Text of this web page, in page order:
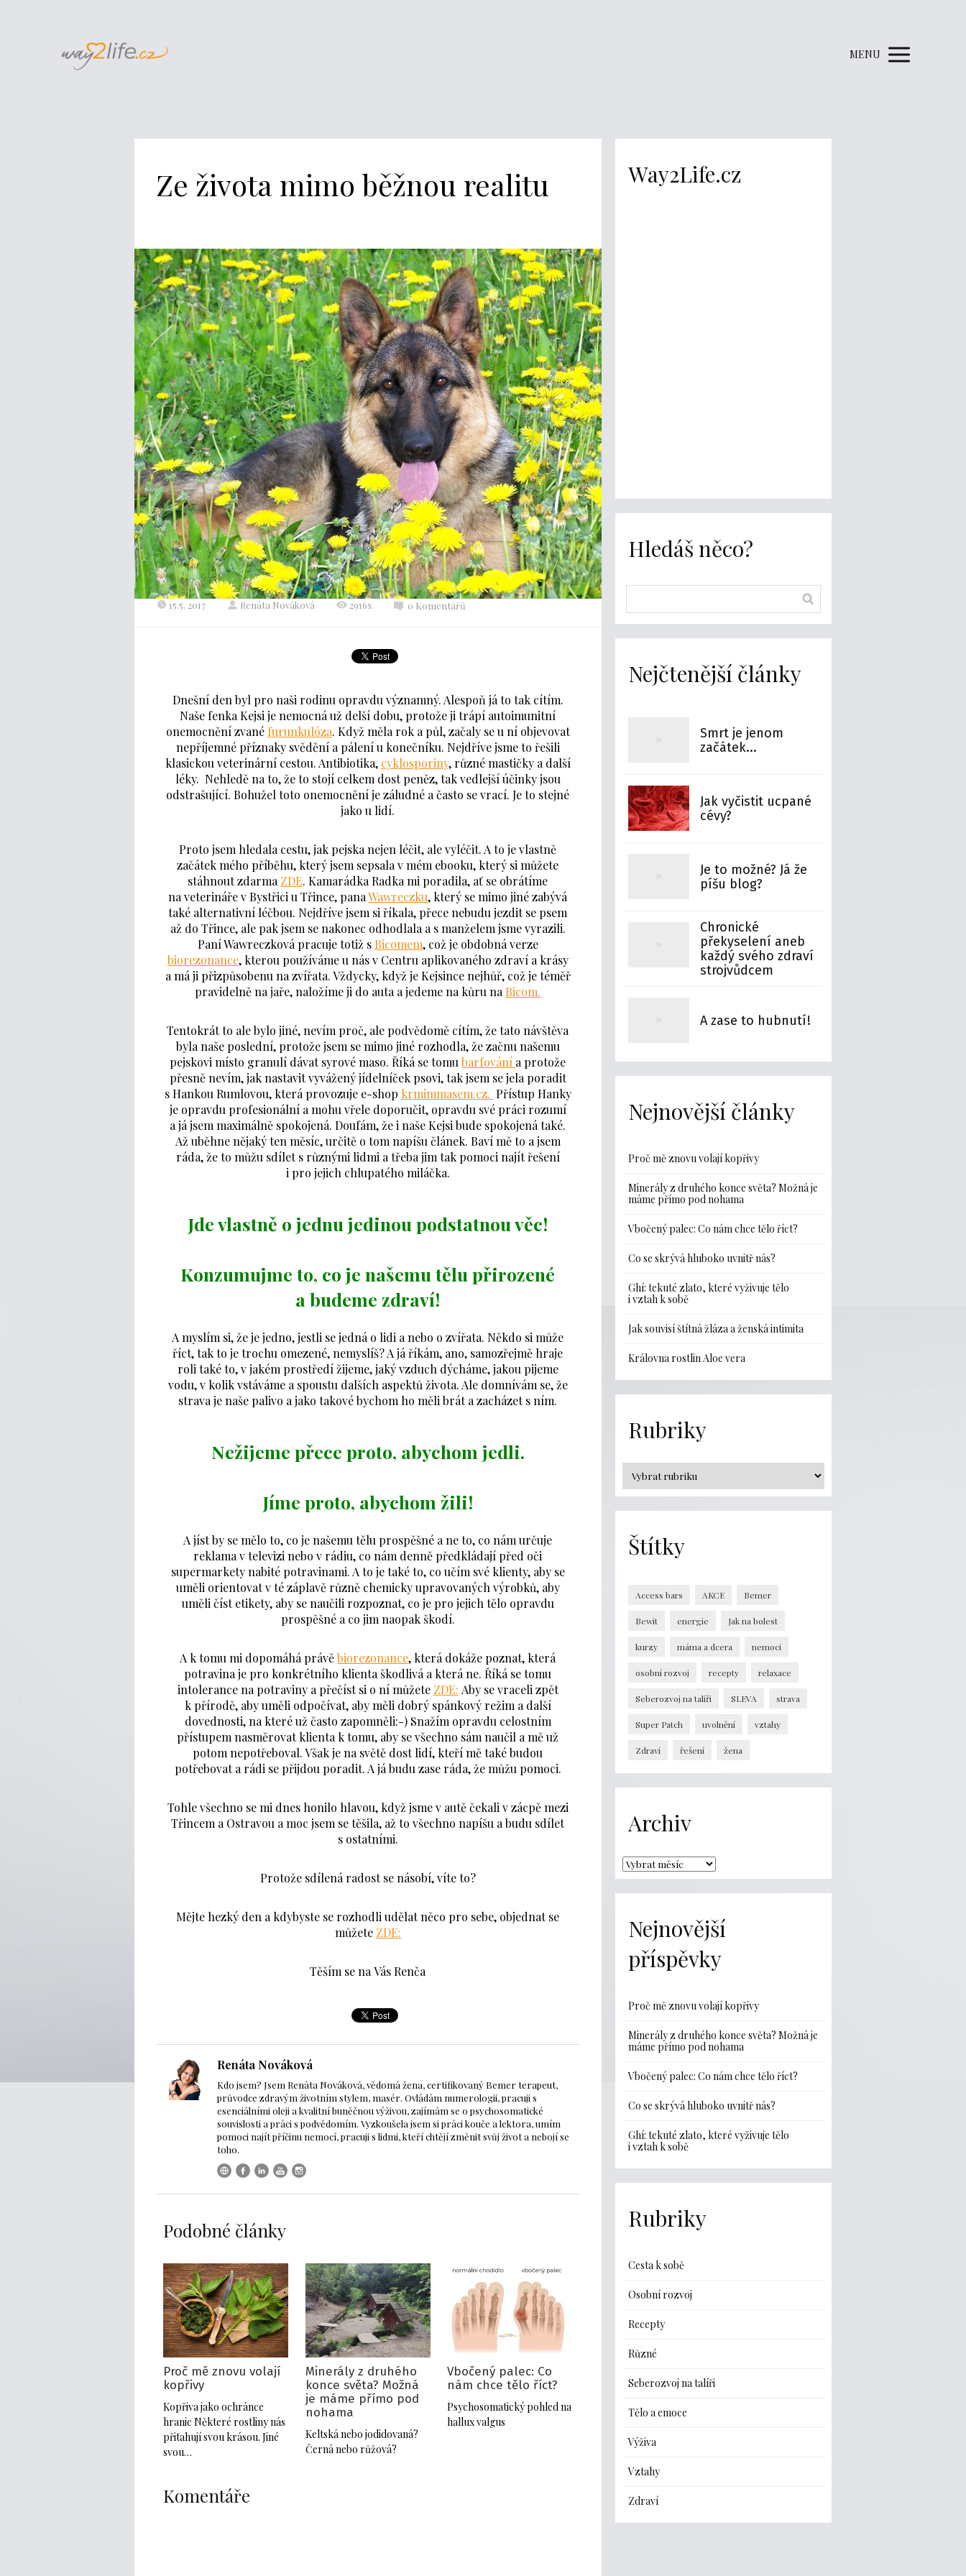
MENU
Ze života mimo běžnou realitu
15.5. 2017 Renáta Nováková 2916x 0 Komentářů
Dnešní den byl pro naši rodinu opravdu významný. Alespoň já to tak cítím.
Naše fenka Kejsi je nemocná už delší dobu, protože ji trápí autoimunitní
onemocnění zvané furunkulóza. Když měla rok a půl, začaly se u ní objevovat
nepříjemné příznaky svědění a pálení u konečníku. Nejdříve jsme to řešili
klasickou veterinární cestou. Antibiotika, cyklosporiny, různé mastičky a další
léky. Nehledě na to, že to stojí celkem dost peněz, tak vedlejší účinky jsou
odstrašující. Bohužel toto onemocnění je záludné a často se vrací. Je to stejné
jako u lidí.
Proto jsem hledala cestu, jak pejska nejen léčit, ale vyléčit. A to je vlastně
začátek mého příběhu, který jsem sepsala v mém ebooku, který si můžete
stáhnout zdarma ZDE. Kamarádka Radka mi poradila, ať se obrátíme
na veterináře v Bystřici u Třince, panaWawreczku, který se mimo jiné zabývá
také alternativní léčbou. Nejdříve jsem si říkala, přece nebudu jezdit se psem
až do Třince, ale pak jsem se nakonec odhodlala a s manželem jsme vyrazili.
Paní Wawreczková pracuje totiž s Bicomem, což je obdobná verze
biorezonance, kterou používáme u nás v Centru aplikovaného zdraví a krásy
a má ji přizpůsobenu na zvířata. Vždycky, když je Kejsince nejhůř, což je téměř
pravidelně na jaře, naložíme ji do auta a jedeme na kůru na Bicom.
Tentokrát to ale bylo jiné, nevím proč, ale podvědomě cítím, že tato návštěva
byla naše poslední, protože jsem se mimo jiné rozhodla, že začnu našemu
pejskovi místo granulí dávat syrové maso. Říká se tomubarfování a protože
přesně nevím, jak nastavit vyvážený jídelníček psovi, tak jsem se jela poradit
s Hankou Rumlovou, která provozuje e-shop krmimmasem.cz. Přístup Hanky
je opravdu profesionální a mohu vřele doporučit, opravdu své práci rozumí
a já jsem maximálně spokojená. Doufám, že i naše Kejsi bude spokojená také.
Až uběhne nějaký ten měsíc, určitě o tom napíšu článek. Baví mě to a jsem
ráda, že to můžu sdílet s různými lidmi a třeba jim tak pomoci najít řešení
i pro jejich chlupatého miláčka.
Jde vlastně o jednu jedinou podstatnou věc!
Konzumujme to, co je našemu tělu přirozené
a budeme zdraví!
A myslím si, že je jedno, jestli se jedná o lidi a nebo o zvířata. Někdo si může
říct, tak to je trochu omezené, nemyslíš? A já říkám, ano, samozřejmě hraje
roli také to, v jakém prostředí žijeme, jaký vzduch dýcháme, jakou pijeme
vodu, v kolik vstáváme a spoustu dalších aspektů života. Ale domnívám se, že
strava je naše palivo a jako takové bychom ho měli brát a zacházet s ním.
Nežijeme přece proto, abychom jedli.
Jíme proto, abychom žili!
A jíst by se mělo to, co je našemu tělu prospěšné a ne to, co nám určuje
reklama v televizi nebo v rádiu, co nám denně předkládají před oči
supermarkety nabité potravinami. A to je také to, co učím své klienty, aby se
uměli orientovat v té záplavě různě chemicky upravovaných výrobků, aby
uměli číst etikety, aby se naučili rozpoznat, co je pro jejich tělo opravdu
prospěšné a co jim naopak škodí.
A k tomu mi dopomáhá právěbiorezonance, která dokáže poznat, která
potravina je pro konkrétního klienta škodlivá a která ne. Říká se tomu
intolerance na potraviny a přečíst si o ní můžete ZDE: Aby se vraceli zpět
k přírodě, aby uměli odpočívat, aby měli dobrý spánkový režim a další
dovednosti, na které už často zapomněli:-) Snažím opravdu celostním
přístupem nasměrovat klienta k tomu, aby se všechno sám naučil a mě už
potom nepotřeboval. Však je na světě dost lidí, kteří mě také budou
potřebovat a rádi se přijdou poradit. A já budu zase ráda, že můžu pomoci.
Tohle všechno se mi dnes honilo hlavou, když jsme v autě čekali v zácpě mezi
Třincem a Ostravou a moc jsem se těšila, až to všechno napíšu a budu sdílet
s ostatními.
Protože sdílená radost se násobí, víte to?
Mějte hezký den a kdybyste se rozhodli udělat něco pro sebe, objednat se
můžete ZDE:
Těším se na Vás Renča
Renáta Nováková
Kdo jsem? Jsem Renáta Nováková, vědomá žena, certifikovaný Bemer terapeut,
průvodce zdravým životním stylem, masér. Ovládám numerologii, pracuji s
esenciálními oleji a kvalitní buněčnou výživou, zajímám se o psychosomatické
souvislosti a práci s podvědomím. Vyzkoušela jsem si práci kouče a lektora, umím
pomoci najít příčinu nemocí, pracuji s lidmi, kteří chtějí změnit svůj život a nebojí se
toho.
Podobné články
Proč mě znovu volají
kopřivy
Kopřiva jako ochránce
hranic Některé rostliny nás
přitahují svou krásou. Jiné
svou…
Minerály z druhého
konce světa? Možná
je máme přímo pod
nohama
Keltská nebo jodidovaná?
Černá nebo růžová?
Vbočený palec: Co
nám chce tělo říct?
Psychosomatický pohled na
hallux valgus
Komentáře
Way2Life.cz
Hledáš něco?
Nejčtenější články
Smrt je jenom
začátek...
Jak vyčistit ucpané
cévy?
Je to možné? Já že
píšu blog?
Chronické
překyselení aneb
každý svého zdraví
strojvůdcem
A zase to hubnutí!
Nejnovější články
Proč mě znovu volají kopřivy
Minerály z druhého konce světa? Možná je
máme přímo pod nohama
Vbočený palec: Co nám chce tělo říct?
Co se skrývá hluboko uvnitř nás?
Ghí: tekuté zlato, které vyživuje tělo
i vztah k sobě
Jak souvisí štítná žláza a ženská intimita
Královna rostlin Aloe vera
Rubriky
Štítky
Access bars AKCE Bemer
Bewit energie Jak na bolest
kurzy máma a dcera nemoci
osobní rozvoj recepty relaxace
Seberozvoj na talíři SLEVA strava
Super Patch uvolnění vztahy
Zdraví řešení žena
Archiv
Nejnovější
příspěvky
Proč mě znovu volají kopřivy
Minerály z druhého konce světa? Možná je
máme přímo pod nohama
Vbočený palec: Co nám chce tělo říct?
Co se skrývá hluboko uvnitř nás?
Ghí: tekuté zlato, které vyživuje tělo
i vztah k sobě
Rubriky
Cesta k sobě
Osobní rozvoj
Recepty
Různé
Seberozvoj na talíři
Tělo a emoce
Výživa
Vztahy
Zdraví